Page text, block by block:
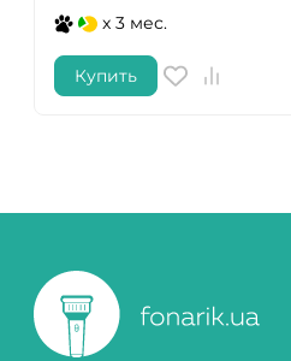
x 3 мес.
Купить